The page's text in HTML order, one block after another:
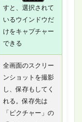
すと、選択されて
いるウインドウだ
けをキャプチャー
できる
全画面のスクリー
ンショットを撮影
し、保存もしてく
れる。保存先は
「ピクチャー」の